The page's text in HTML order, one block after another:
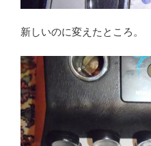
新しいのに変えたところ。